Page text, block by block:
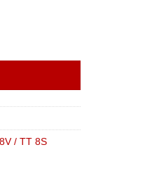
Menge
/ TT 8S